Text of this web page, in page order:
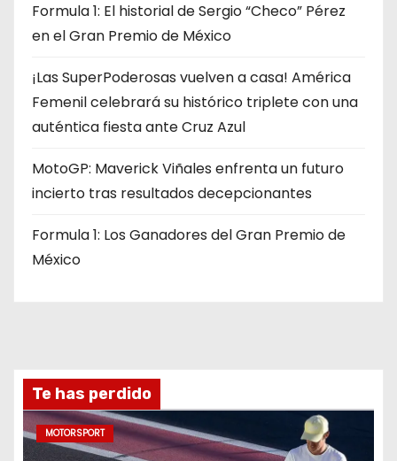
Formula 1: El historial de Sergio “Checo” Pérez
en el Gran Premio de México
¡Las SuperPoderosas vuelven a casa! América
Femenil celebrará su histórico triplete con una
auténtica fiesta ante Cruz Azul
MotoGP: Maverick Viñales enfrenta un futuro
incierto tras resultados decepcionantes
Formula 1: Los Ganadores del Gran Premio de
México
Te has perdido
MOTORSPORT